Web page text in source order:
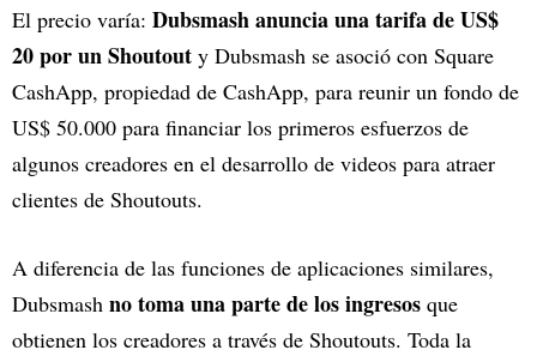
El precio varía: Dubsmash anuncia una tarifa de US$
20 por un Shoutout y Dubsmash se asoció con Square
CashApp, propiedad de CashApp, para reunir un fondo de
US$ 50.000 para financiar los primeros esfuerzos de
algunos creadores en el desarrollo de videos para atraer
clientes de Shoutouts.
A diferencia de las funciones de aplicaciones similares,
Dubsmash no toma una parte de los ingresos que
obtienen los creadores a través de Shoutouts. Toda la